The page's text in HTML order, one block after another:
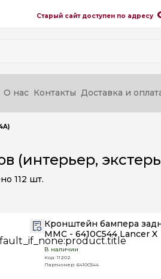
Старый сайт доступен по адресу
О нас Контакты Доставка и
(интерьер,
112 шт.
Кронштейн бампера
MMC - 6410C544 Lancer X
В наличии
Код: 11202
Партномер: 6410C544